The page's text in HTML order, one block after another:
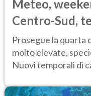
Meteo,
Centro-Sud,
Prosegue la quarta
molto elevate,
Nuovi temporali di